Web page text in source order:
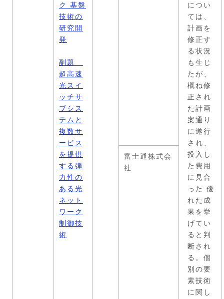
ク 基盤
技術の
研究開
発
副題
超高速
光スイ
ッチサ
ブシス
テムと
複数サ
ービス
を提供
する弾
力性の
ある光
ネット
ワーク
制御技
術
につい
ては、
計画を
修正す
る状況
も生じ
たが、
概ね修
正され
た計画
案通り
に遂行
され、
投入し
た費用
に見合
った 優
れた成
果を挙
げてい
ると判
断され
る。個
別の要
素技術
に関し
富士通株式会
社